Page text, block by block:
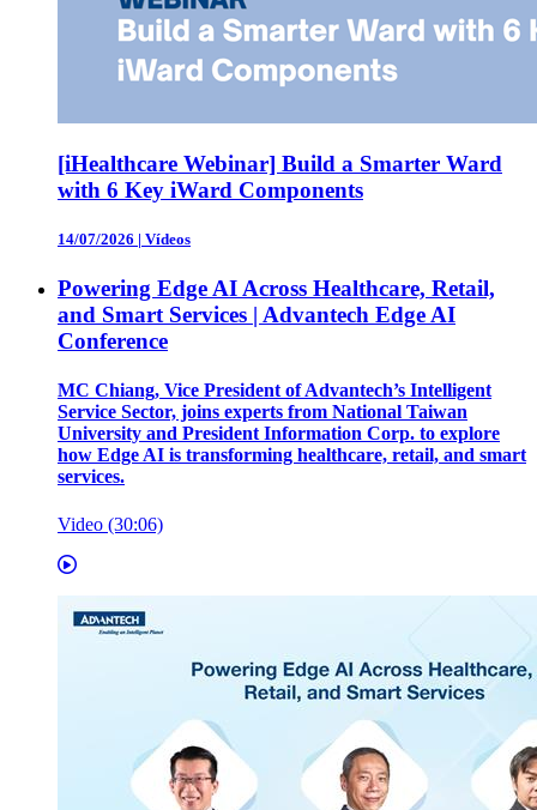
[iHealthcare Webinar] Build a Smarter Ward
with 6 Key iWard Components
14/07/2026 | Vídeos
Powering Edge AI Across Healthcare, Retail,
and Smart Services | Advantech Edge AI
Conference
MC Chiang, Vice President of Advantech’s Intelligent
Service Sector, joins experts from National Taiwan
University and President Information Corp. to explore
how Edge AI is transforming healthcare, retail, and smart
services.
Video (30:06)